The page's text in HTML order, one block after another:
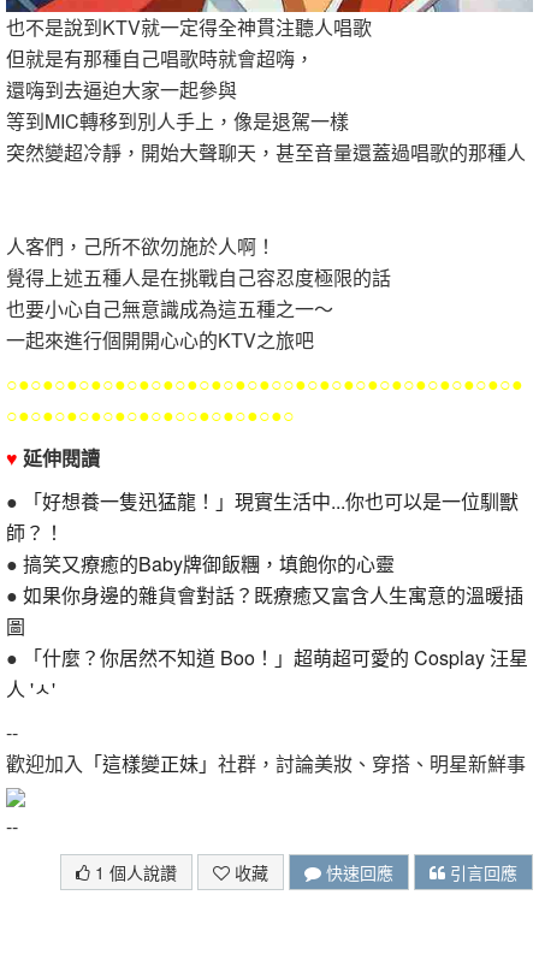
也不是說到KTV就一定得全神貫注聽人唱歌
但就是有那種自己唱歌時就會超嗨，
還嗨到去逼迫大家一起參與
等到MIC轉移到別人手上，像是退駕一樣
突然變超冷靜，開始大聲聊天，甚至音量還蓋過唱歌的那種人
人客們，己所不欲勿施於人啊！
覺得上述五種人是在挑戰自己容忍度極限的話
也要小心自己無意識成為這五種之一～
一起來進行個開開心心的KTV之旅吧
○●○●○●○●○●○●○●○●○●○●○●○○●○●○●○●○●○●○●○●○●○●
○●○●○●○●○●○●○●○○●○●○●○●○
♥ 延伸閱讀
●
「好想養一隻迅猛龍！」現實生活中...你也可以是一位馴獸
師？！
● 搞笑又療癒的Baby牌御飯糰，填飽你的心靈
● 如果你身邊的雜貨會對話？既療癒又富含人生寓意的溫暖插
圖
●
「什麼？你居然不知道 Boo！」超萌超可愛的 Cosplay 汪星
人 'ㅅ'
--
歡迎加入 「這樣變正妹」 社群，討論美妝、穿搭、明星新鮮事
--
1 個人說讚 收藏 快速回應 引言回應